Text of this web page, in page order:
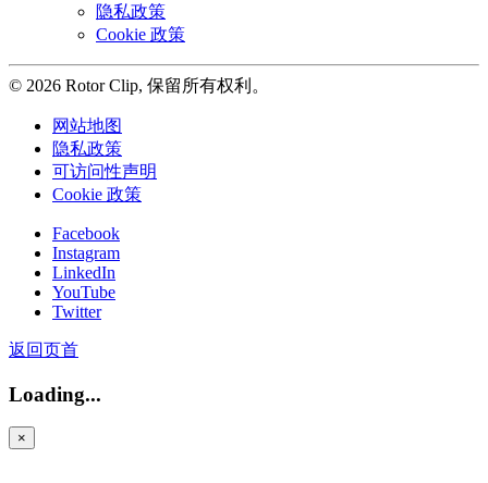
隐私政策
Cookie 政策
© 2026 Rotor Clip, 保留所有权利。
网站地图
隐私政策
可访问性声明
Cookie 政策
Facebook
Instagram
LinkedIn
YouTube
Twitter
返回页首
Loading...
×